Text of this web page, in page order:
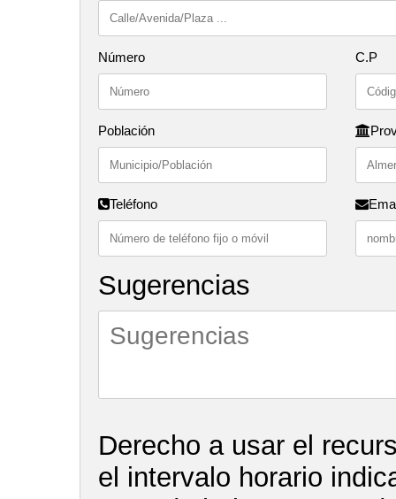
Número C.P
Población
Teléfono
Sugerencias
Derecho a usar el
el intervalo horario